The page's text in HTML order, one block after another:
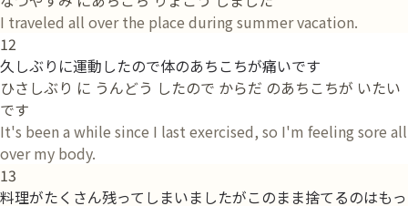
I traveled all over the place during summer vacation.
12
久しぶりに運動したので体のあちこちが痛いです
ひさしぶり に うんどう したので からだ のあちこちが いたい
です
It's been a while since I last exercised, so I'm feeling sore all
over my body.
13
料理がたくさん残ってしまいましたがこのまま捨てるのはもっ